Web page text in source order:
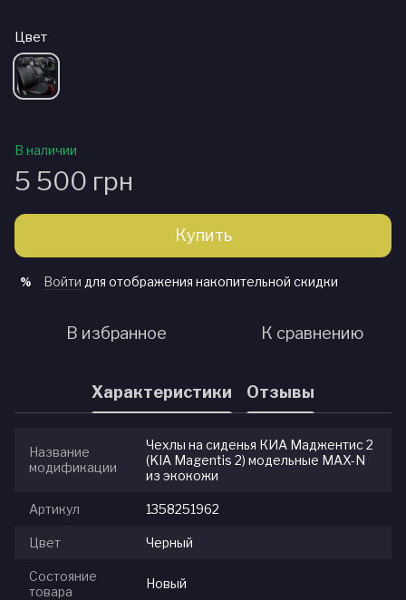
Цвет
В наличии
5 500 грн
Купить
% Войти для отображения накопительной скидки
В избранное К сравнению
Характеристики Отзывы
Название
модификации
Чехлы на сиденья КИА Маджентис 2
(KIA Magentis 2) модельные MAX-N
из экокожи
Артикул 1358251962
Цвет Черный
Состояние
товара
Новый